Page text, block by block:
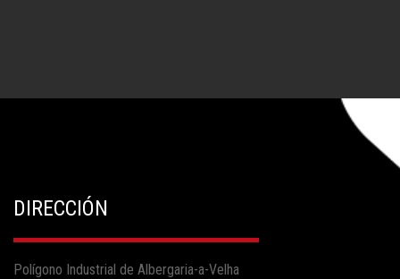
DIRECCIÓN
Polígono Industrial de Albergaria-a-Velha